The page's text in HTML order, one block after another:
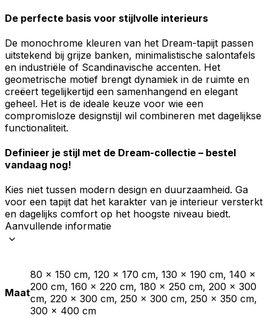
De perfecte basis voor stijlvolle interieurs
De monochrome kleuren van het Dream-tapijt passen
uitstekend bij grijze banken, minimalistische salontafels
en industriële of Scandinavische accenten. Het
geometrische motief brengt dynamiek in de ruimte en
creëert tegelijkertijd een samenhangend en elegant
geheel. Het is de ideale keuze voor wie een
compromisloze designstijl wil combineren met dagelijkse
functionaliteit.
Definieer je stijl met de Dream-collectie – bestel
vandaag nog!
Kies niet tussen modern design en duurzaamheid. Ga
voor een tapijt dat het karakter van je interieur versterkt
en dagelijks comfort op het hoogste niveau biedt.
Aanvullende informatie
Maat
80 x 150 cm, 120 x 170 cm, 130 x 190 cm, 140 x
200 cm, 160 x 220 cm, 180 x 250 cm, 200 x 300
cm, 220 x 300 cm, 250 x 300 cm, 250 x 350 cm,
300 x 400 cm